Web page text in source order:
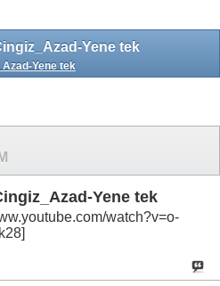
Yene tek
Yene tek
Yene tek
watch?v=o-